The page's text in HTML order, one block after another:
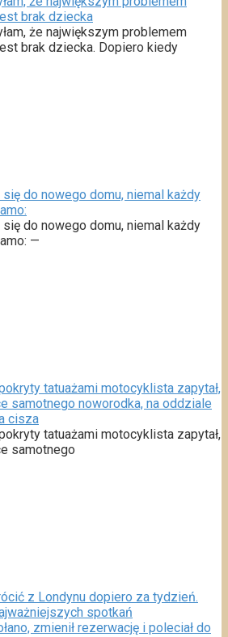
brak dziecka
że największym problemem
brak dziecka. Dopiero kiedy
do nowego domu, niemal każdy
do nowego domu, niemal każdy
—
tatuażami motocyklista zapytał,
samotnego noworodka, na oddziale
cisza
tatuażami motocyklista zapytał,
samotnego
z Londynu dopiero za tydzień.
spotkań
zmienił rezerwację i poleciał do